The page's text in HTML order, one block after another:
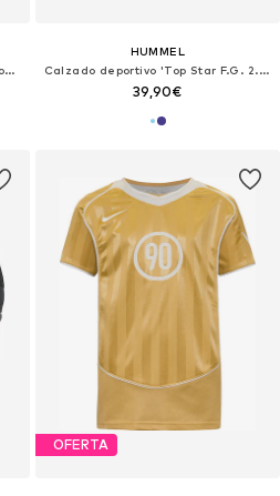
Calzado deportivo 'F50 Sparkfusion League'
HUMMEL
Calzado deportivo 'Top Star F.G. 2.0'
39,90€
OFERTA